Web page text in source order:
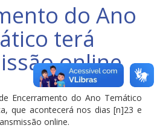
do Ano
terá
online
Encerramento do Ano Temático
que acontecerá nos dias [n]23 e
online.